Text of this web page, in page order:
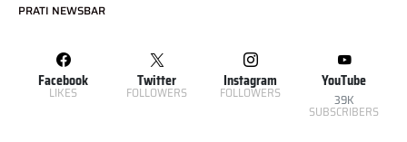
PRATI NEWSBAR
Facebook
LIKES
Twitter
FOLLOWERS
Instagram
FOLLOWERS
YouTube
39K
SUBSCRIBERS